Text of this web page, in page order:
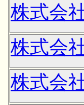
株式会
株式会
株式会